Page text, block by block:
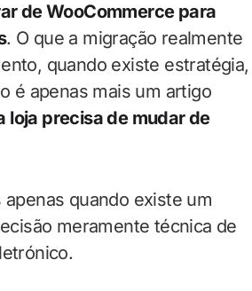
de WooCommerce para
. O que a migração realmente
quando existe estratégia,
é apenas mais um artigo
loja precisa de mudar de
quando existe um
meramente técnica de